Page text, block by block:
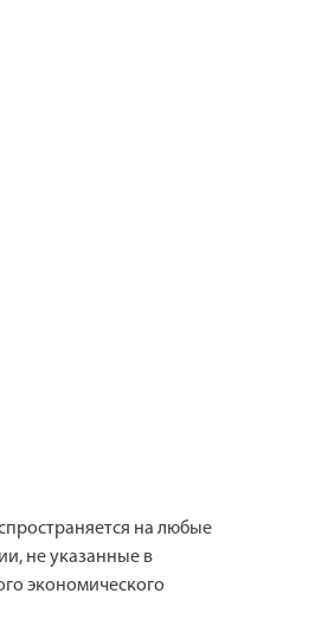
на любые
не указанные в
экономического